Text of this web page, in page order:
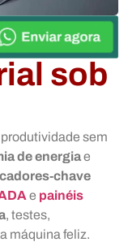
sob
sem
de energiae
e painéis
, testes,
máquina feliz.